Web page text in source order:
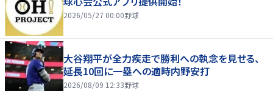
2026/05/27 00:00野球
大谷翔平が全力疾走で勝利への執念を見せる、
延長10回に一塁への適時内野安打
2026/08/09 12:33野球